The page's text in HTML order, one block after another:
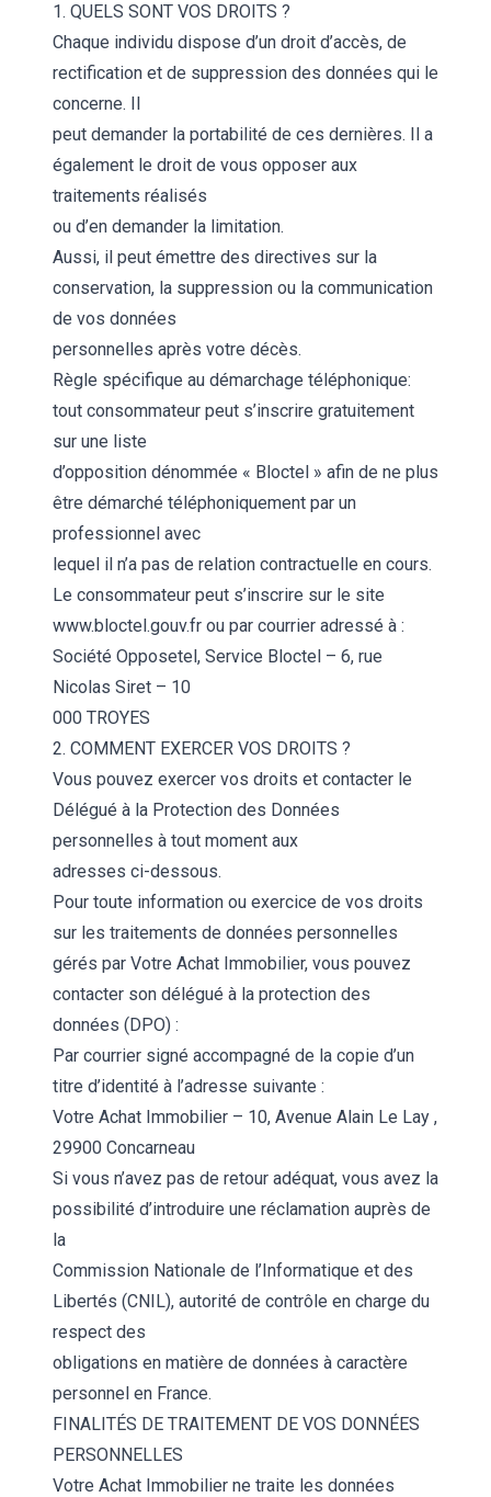
1. QUELS SONT VOS DROITS ?
Chaque individu dispose d’un droit d’accès, de
rectification et de suppression des données qui le
concerne. Il
peut demander la portabilité de ces dernières. Il a
également le droit de vous opposer aux
traitements réalisés
ou d’en demander la limitation.
Aussi, il peut émettre des directives sur la
conservation, la suppression ou la communication
de vos données
personnelles après votre décès.
Règle spécifique au démarchage téléphonique:
tout consommateur peut s’inscrire gratuitement
sur une liste
d’opposition dénommée « Bloctel » afin de ne plus
être démarché téléphoniquement par un
professionnel avec
lequel il n’a pas de relation contractuelle en cours.
Le consommateur peut s’inscrire sur le site
www.bloctel.gouv.fr ou par courrier adressé à :
Société Opposetel, Service Bloctel – 6, rue
Nicolas Siret – 10
000 TROYES
2. COMMENT EXERCER VOS DROITS ?
Vous pouvez exercer vos droits et contacter le
Délégué à la Protection des Données
personnelles à tout moment aux
adresses ci-dessous.
Pour toute information ou exercice de vos droits
sur les traitements de données personnelles
gérés par Votre Achat Immobilier, vous pouvez
contacter son délégué à la protection des
données (DPO) :
Par courrier signé accompagné de la copie d’un
titre d’identité à l’adresse suivante :
Votre Achat Immobilier – 10, Avenue Alain Le Lay ,
29900 Concarneau
Si vous n’avez pas de retour adéquat, vous avez la
possibilité d’introduire une réclamation auprès de
la
Commission Nationale de l’Informatique et des
Libertés (CNIL), autorité de contrôle en charge du
respect des
obligations en matière de données à caractère
personnel en France.
FINALITÉS DE TRAITEMENT DE VOS DONNÉES
PERSONNELLES
Votre Achat Immobilier ne traite les données